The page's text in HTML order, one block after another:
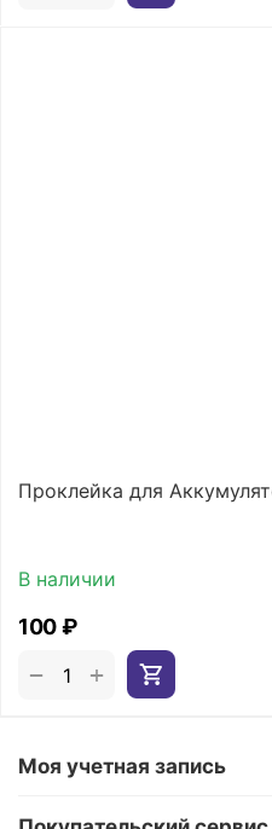
Проклейка для
В наличии
‍100‍₽
+
−
Моя учетная запись